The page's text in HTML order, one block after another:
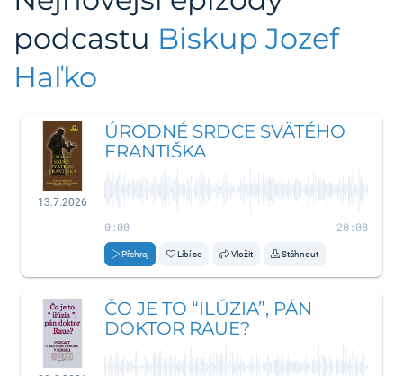
podcastu Biskup Jozef
Haľko
13.7.2026
ÚRODNÉ SRDCE SVÄTÉHO
FRANTIŠKA
0:00 20:08
Přehraj Líbí se Vložit Stáhnout
ČO JE TO “ILÚZIA”, PÁN
DOKTOR RAUE?